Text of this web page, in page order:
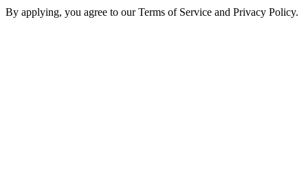
By applying, you agree to our Terms of Service and Privacy Policy.